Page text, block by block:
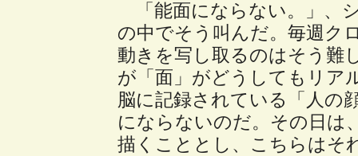
「能面にならない。」
の中でそう叫んだ。毎週ク
動きを写し取るのはそう難
が「面」がどうしてもリア
脳に記録されている「人の
にならないのだ。その日は
描くこととし、こちらはそ